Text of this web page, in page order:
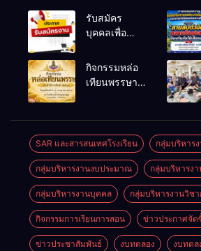
รับสมัคร
บุคคลเพื่อ
เลือกสรรเป็น
พนักงาน
กิจกรรมหล่อ
เทียนพรรษา
SAR และสารสนเทศโรงเรียน กลุ่มบริหาร
กลุ่มบริหารงานงบประมาณ กลุ่มบริหารง
กลุ่มบริหารงานบุคคล กลุ่มบริหารงานวิชา
กิจกรรมการเรียนการสอน ข่าวประกาศจัด
ข่าวประชาสัมพันธ์ งบทดลอง งบทดล